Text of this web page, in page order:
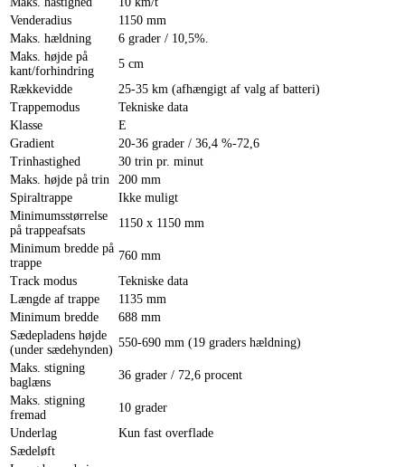
Venderadius
1150 mm
Maks. hældning
6 grader / 10,5%.
Maks. højde på
kant/forhindring
5 cm
Rækkevidde
25-35 km (afhængigt af valg af batteri)
Trappemodus
Tekniske data
Klasse
E
Gradient
20-36 grader / 36,4 %-72,6
Trinhastighed
30 trin pr. minut
Maks. højde på trin
200 mm
Spiraltrappe
Ikke muligt
Minimumsstørrelse
på trappeafsats
1150 x 1150 mm
Minimum bredde på
trappe
760 mm
Track modus
Tekniske data
Længde af trappe
1135 mm
Minimum bredde
688 mm
Sædepladens højde
(under sædehynden)
550-690 mm (19 graders hældning)
Maks. stigning
baglæns
36 grader / 72,6 procent
Maks. stigning
fremad
10 grader
Underlag
Kun fast overflade
Sædeløft